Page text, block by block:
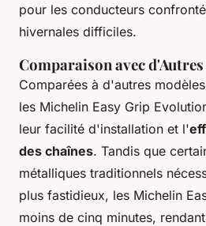
pour les conducteurs
hivernales difficiles.
Comparaison avec
Comparées à d'autres
les Michelin Easy Grip
leur facilité d'installation et l'
des chaînes. Tandis que
métalliques traditionnels
plus fastidieux, les Michelin
moins de cinq minutes,